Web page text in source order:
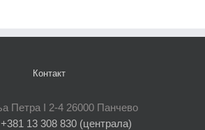
Контакт
Петра I 2-4 26000 Панчево
+381 13 308 830 (централа)